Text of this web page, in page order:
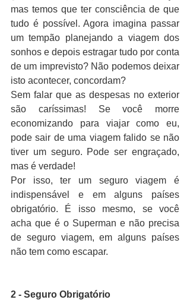
mas temos que ter consciência de que
tudo é possível. Agora imagina passar
um tempão planejando a viagem dos
sonhos e depois estragar tudo por conta
de um imprevisto? Não podemos deixar
isto acontecer, concordam?
Sem falar que as despesas no exterior
são caríssimas! Se você morre
economizando para viajar como eu,
pode sair de uma viagem falido se não
tiver um seguro. Pode ser engraçado,
mas é verdade!
Por isso, ter um seguro viagem é
indispensável e em alguns países
obrigatório. É isso mesmo, se você
acha que é o Superman e não precisa
de seguro viagem, em alguns países
não tem como escapar.
2 - Seguro Obrigatório